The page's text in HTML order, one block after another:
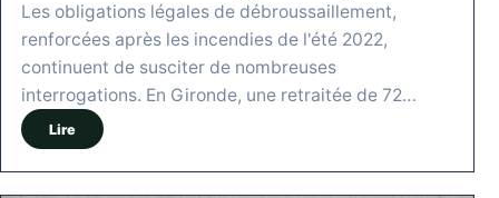
Les obligations légales de débroussaillement,
renforcées après les incendies de l'été 2022,
continuent de susciter de nombreuses
interrogations. En Gironde, une retraitée de 72…
Lire